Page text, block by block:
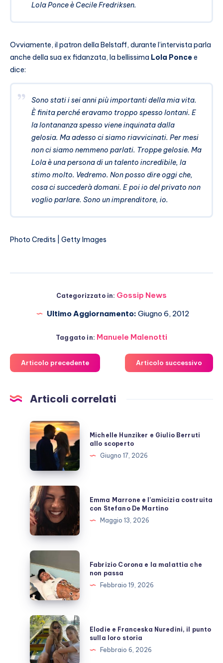
Lola Ponce è Cecile Fredriksen.
Ovviamente, il patron della Belstaff, durante l’intervista parla
anche della sua ex fidanzata, la bellissima Lola Poncee
dice:
Sono stati i sei anni più importanti della mia vita.
È finita perché eravamo troppo spesso lontani. E
la lontananza spesso viene inquinata dalla
gelosia. Ma adesso ci siamo riavvicinati. Per mesi
non ci siamo nemmeno parlati. Troppe gelosie. Ma
Lola è una persona di un talento incredibile, la
stimo molto. Vedremo. Non posso dire oggi che,
cosa ci succederà domani. E poi io del privato non
voglio parlare. Sono un imprenditore, io.
Photo Credits | Getty Images
Categorizzato in: Gossip News
Ultimo Aggiornamento: Giugno 6, 2012
Taggato in: Manuele Malenotti
Articolo precedente Articolo successivo
Articoli correlati
Michelle
Hunziker
e
Berruti
allo
scoperto
Michelle Hunziker e Giulio Berruti
allo scoperto
Giugno 17, 2026
Emma
Marrone
e
l’amicizia
costruita
con
Stefano
De
Martino
Emma Marrone e l’amicizia costruita
con Stefano De Martino
Maggio 13, 2026
Fabrizio
Corona
e
la
malattia
che
non
passa
Fabrizio Corona e la malattia che
non passa
Febbraio 19, 2026
Elodie
e
Franceska
Nuredini,
Elodie e Franceska Nuredini, il punto
sulla loro storia
Febbraio 6, 2026